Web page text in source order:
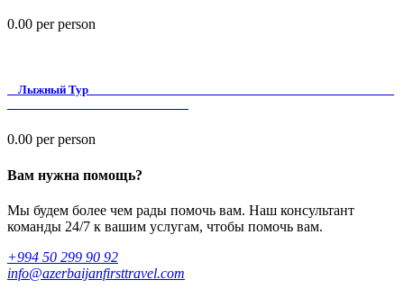
0.00 per person
Лыжный Тур
0.00 per person
Вам нужна помощь?
Мы будем более чем рады помочь вам. Наш консультант
команды 24/7 к вашим услугам, чтобы помочь вам.
+994 50 299 90 92
info@azerbaijanfirsttravel.com